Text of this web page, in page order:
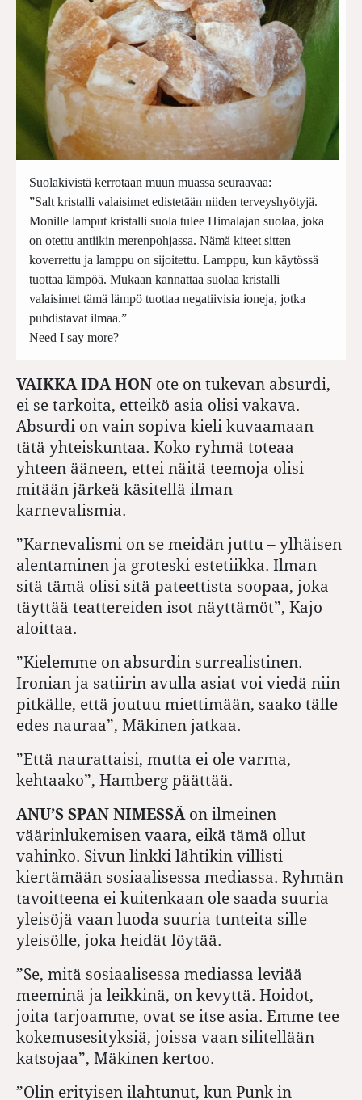
Suolakivistä kerrotaan muun muassa seuraavaa:
”Salt kristalli valaisimet edistetään niiden terveyshyötyjä.
Monille lamput kristalli suola tulee Himalajan suolaa, joka
on otettu antiikin merenpohjassa. Nämä kiteet sitten
koverrettu ja lamppu on sijoitettu. Lamppu, kun käytössä
tuottaa lämpöä. Mukaan kannattaa suolaa kristalli
valaisimet tämä lämpö tuottaa negatiivisia ioneja, jotka
puhdistavat ilmaa.”
Need I say more?
VAIKKA IDA HON ote on tukevan absurdi,
ei se tarkoita, etteikö asia olisi vakava.
Absurdi on vain sopiva kieli kuvaamaan
tätä yhteiskuntaa. Koko ryhmä toteaa
yhteen ääneen, ettei näitä teemoja olisi
mitään järkeä käsitellä ilman
karnevalismia.
”Karnevalismi on se meidän juttu – ylhäisen
alentaminen ja groteski estetiikka. Ilman
sitä tämä olisi sitä pateettista soopaa, joka
täyttää teattereiden isot näyttämöt”, Kajo
aloittaa.
”Kielemme on absurdin surrealistinen.
Ironian ja satiirin avulla asiat voi viedä niin
pitkälle, että joutuu miettimään, saako tälle
edes nauraa”, Mäkinen jatkaa.
”Että naurattaisi, mutta ei ole varma,
kehtaako”, Hamberg päättää.
ANU’S SPAN NIMESSÄ on ilmeinen
väärinlukemisen vaara, eikä tämä ollut
vahinko. Sivun linkki lähtikin villisti
kiertämään sosiaalisessa mediassa. Ryhmän
tavoitteena ei kuitenkaan ole saada suuria
yleisöjä vaan luoda suuria tunteita sille
yleisölle, joka heidät löytää.
”Se, mitä sosiaalisessa mediassa leviää
meeminä ja leikkinä, on kevyttä. Hoidot,
joita tarjoamme, ovat se itse asia. Emme tee
kokemusesityksiä, joissa vaan silitellään
katsojaa”, Mäkinen kertoo.
”Olin erityisen ilahtunut, kun Punk in